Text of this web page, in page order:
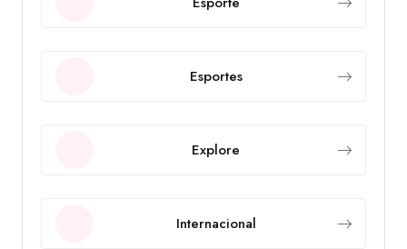
Esportes
Explore
Internacional